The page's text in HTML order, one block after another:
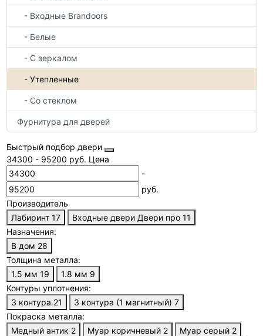
- Входные Brandoors
- Белые
- С зеркалом
- Утепленные
- Со стеклом
Фурнитура для дверей
Быстрый подбор двери
34300 - 95200 руб. Цена
-
руб.
Производитель
Лабиринт 17 Входные двери Двери про 11
Назначения:
В дом 28
Толщина металла:
1.5 мм 19 1.8 мм 9
Контуры уплотнения:
3 контура 21 3 контура (1 магнитный) 7
Покраска металла:
Медный антик 2 Муар коричневый 2 Муар серый 2